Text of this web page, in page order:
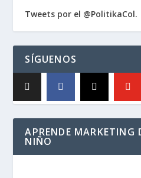
Tweets por el @PolitikaCol.
SÍGUENOS
APRENDE
NIÑO